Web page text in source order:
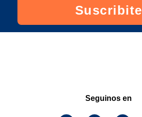
Suscribite
Seguinos en